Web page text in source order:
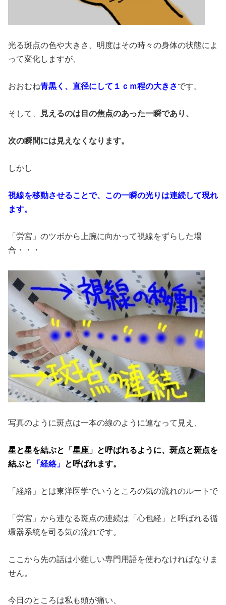
光る斑点の色や大きさ、明度はその時々の身体の状態によ
って変化しますが、
おおむね青黒く、直径にして１ｃｍ程の大きさです。
そして、 見えるのは目の焦点のあった一瞬であり、
次の瞬間には見えなくなります。
しかし
視線を移動させることで、この一瞬の光りは連続して現れ
ます。
「労宮」のツボから上腕に向かって視線をずらした場
合・・・
写真のように斑点は一本の線のように連なって見え、
星と星を結ぶと「星座」と呼ばれるように、斑点と斑点を
結ぶと
「経絡」 と呼ばれます。
「経絡」とは東洋医学でいうところの気の流れのルートで
「労宮」から連なる斑点の連続は「心包経」と呼ばれる循
環器系統を司る気の流れです。
ここから先の話は小難しい専門用語を使わなければなりま
せん。
今日のところは私も頭が痛い、